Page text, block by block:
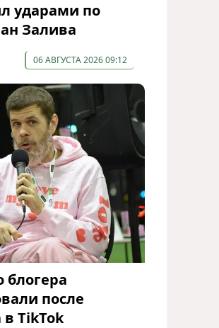
ударами по
Залива
06 АВГУСТА 2026 09:12
блогера
после
TikTok